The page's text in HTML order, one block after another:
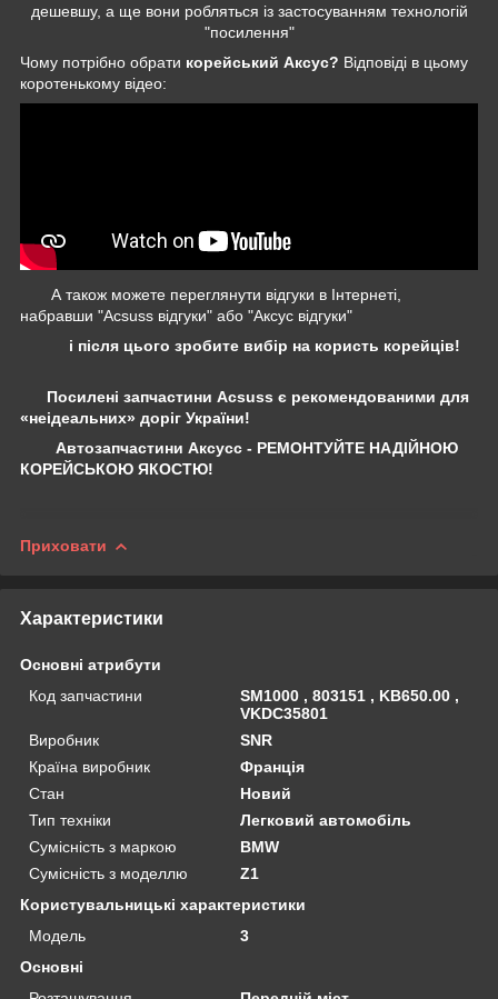
дешевшу, а ще вони робляться із застосуванням технологій
"посилення"
Чому потрібно обрати корейський Аксус? Відповіді в цьому
коротенькому відео:
А також можете переглянути відгуки в Інтернеті,
набравши "Acsuss відгуки" або "Аксус відгуки"
і після цього зробите вибір на користь корейців!
Посилені запчастини Acsuss є рекомендованими для
«неідеальних» доріг України!
Автозапчастини Аксусс - РЕМОНТУЙТЕ НАДІЙНОЮ
КОРЕЙСЬКОЮ ЯКОСТЮ!
Приховати
Характеристики
Основні атрибути
Код запчастини
SM1000 , 803151 , KB650.00 ,
VKDC35801
Виробник
SNR
Країна виробник
Франція
Стан
Новий
Тип техніки
Легковий автомобіль
Сумісність з маркою
BMW
Сумісність з моделлю
Z1
Користувальницькі характеристики
Мoдель
3
Основні